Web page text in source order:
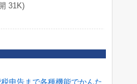
31K)
申告まで各種機能でかんた